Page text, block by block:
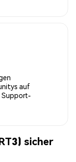
auf
Support-
sicher